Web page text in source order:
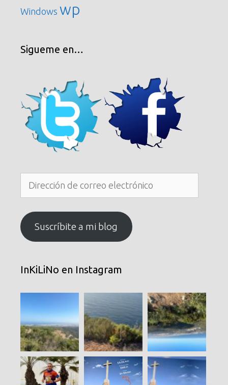
Windows wp
Sigueme en…
electrónico
Suscríbite a mi blog
InKiLiNo en Instagram